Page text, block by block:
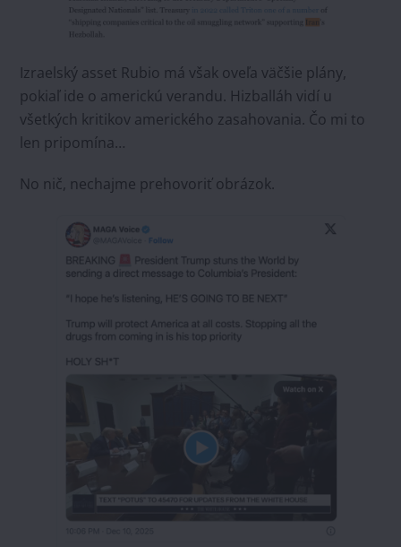
Izraelský asset Rubio má však oveľa väčšie plány,
pokiaľ ide o americkú verandu. Hizballáh vidí u
všetkých kritikov amerického zasahovania. Čo mi to
len pripomína…
No nič, nechajme prehovoriť obrázok.